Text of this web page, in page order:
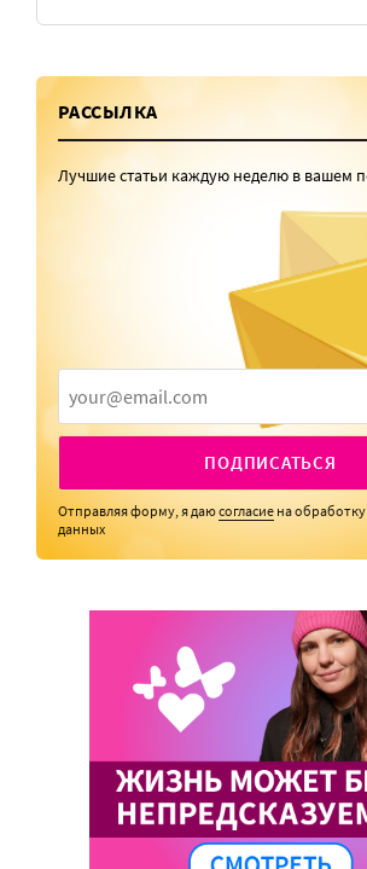
РАССЫЛКА
Лучшие статьи каждую неделю в вашем
ПОДПИСАТЬСЯ
Отправляя форму, я даюсогласие на
данных